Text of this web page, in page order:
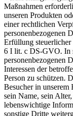
Maßnahmen
unseren Produkten
einer rechtlichen
personenbezogenen
Erfüllung
6 I lit. c DS-GVO. In
personenbezogenen
Interessen der
Person zu schützen.
Besucher in
sein Name, sein
lebenswichtige
sonstige Dritte